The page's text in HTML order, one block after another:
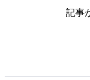
記事